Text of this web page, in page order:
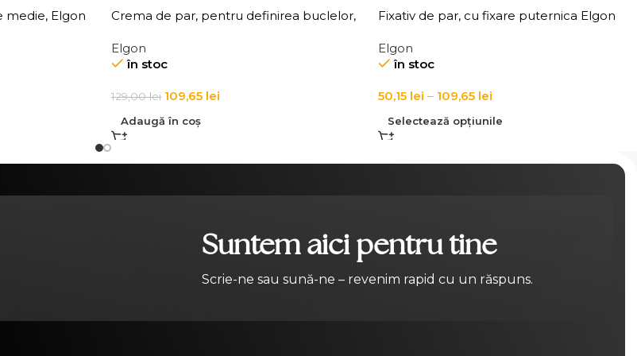
medie, Elgon
Crema de par, pentru definirea buclelor,
Elgon
în stoc
129,00lei 109,65 lei
Adaugă în coș
Fixativ de par, cu fixare puternica Elgon
Elgon
în stoc
50,15 lei – 109,65 lei
Selectează opțiunile
Suntem aici pentru tine
Scrie-ne sau sună-ne – revenim rapid cu un răspuns.